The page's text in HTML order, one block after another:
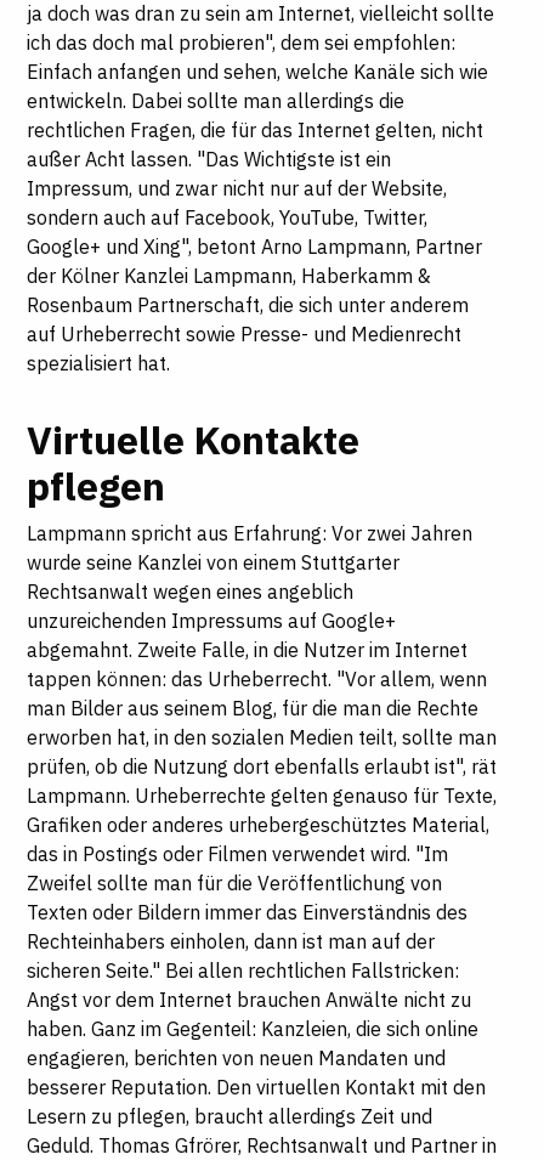
ja doch was dran zu sein am Internet, vielleicht sollte
ich das doch mal probieren", dem sei empfohlen:
Einfach anfangen und sehen, welche Kanäle sich wie
entwickeln. Dabei sollte man allerdings die
rechtlichen Fragen, die für das Internet gelten, nicht
außer Acht lassen. "Das Wichtigste ist ein
Impressum, und zwar nicht nur auf der Website,
sondern auch auf Facebook, YouTube, Twitter,
Google+ und Xing", betont Arno Lampmann, Partner
der Kölner Kanzlei Lampmann, Haberkamm &
Rosenbaum Partnerschaft, die sich unter anderem
auf Urheberrecht sowie Presse- und Medienrecht
spezialisiert hat.
Virtuelle Kontakte
pflegen
Lampmann spricht aus Erfahrung: Vor zwei Jahren
wurde seine Kanzlei von einem Stuttgarter
Rechtsanwalt wegen eines angeblich
unzureichenden Impressums auf Google+
abgemahnt. Zweite Falle, in die Nutzer im Internet
tappen können: das Urheberrecht. "Vor allem, wenn
man Bilder aus seinem Blog, für die man die Rechte
erworben hat, in den sozialen Medien teilt, sollte man
prüfen, ob die Nutzung dort ebenfalls erlaubt ist", rät
Lampmann. Urheberrechte gelten genauso für Texte,
Grafiken oder anderes urhebergeschütztes Material,
das in Postings oder Filmen verwendet wird. "Im
Zweifel sollte man für die Veröffentlichung von
Texten oder Bildern immer das Einverständnis des
Rechteinhabers einholen, dann ist man auf der
sicheren Seite." Bei allen rechtlichen Fallstricken:
Angst vor dem Internet brauchen Anwälte nicht zu
haben. Ganz im Gegenteil: Kanzleien, die sich online
engagieren, berichten von neuen Mandaten und
besserer Reputation. Den virtuellen Kontakt mit den
Lesern zu pflegen, braucht allerdings Zeit und
Geduld. Thomas Gfrörer, Rechtsanwalt und Partner in